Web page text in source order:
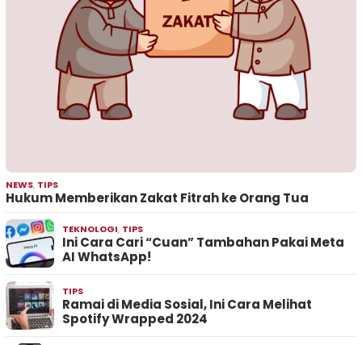
NEWS, TIPS
Hukum Memberikan Zakat Fitrah ke Orang Tua
TEKNOLOGI, TIPS
Ini Cara Cari “Cuan” Tambahan Pakai Meta
AI WhatsApp!
TIPS
Ramai di Media Sosial, Ini Cara Melihat
Spotify Wrapped 2024